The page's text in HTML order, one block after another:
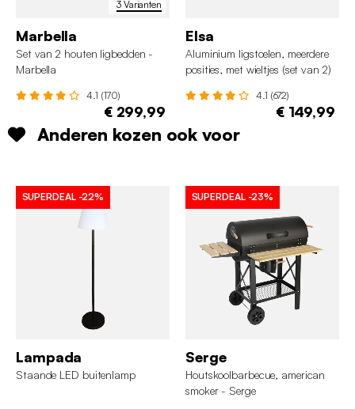
3 Varianten
Marbella
Set van 2 houten ligbedden -
Marbella
4.1 (170)
€ 299,99
Elsa
Aluminium ligstoelen, meerdere
posities, met wieltjes (set van 2)
4.1 (672)
€ 149,99
Anderen kozen ook voor
SUPERDEAL -22%
Lampada
Staande LED buitenlamp
SUPERDEAL -23%
Serge
Houtskoolbarbecue, american
smoker - Serge